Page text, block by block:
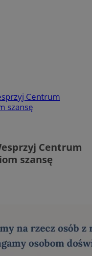
Centrum
szansę
Centrum
szansę